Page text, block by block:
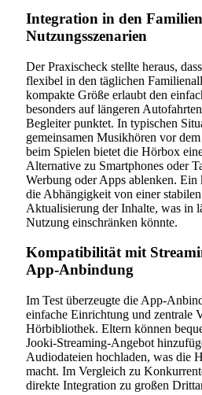
Integration in den
Nutzungsszenarien
Der Praxischeck stellte heraus,
flexibel in den täglichen
kompakte Größe erlaubt den
besonders auf längeren
Begleiter punktet. In typischen
gemeinsamen Musikhören vor
beim Spielen bietet die Hörbox
Alternative zu Smartphones oder
Werbung oder Apps ablenken.
die Abhängigkeit von einer
Aktualisierung der Inhalte, was in
Nutzung einschränken könnte.
Kompatibilität mit
App-Anbindung
Im Test überzeugte die App-
einfache Einrichtung und zentrale
Hörbibliothek. Eltern können
Jooki-Streaming-Angebot
Audiodateien hochladen, was die
macht. Im Vergleich zu
direkte Integration zu großen